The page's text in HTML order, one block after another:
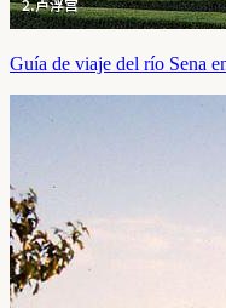
Guía de viaje del río Sena